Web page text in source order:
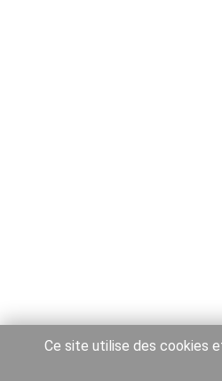
Ce site utilise des cookies